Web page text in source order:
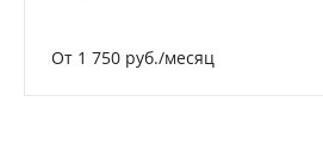
От 1 750 руб./месяц